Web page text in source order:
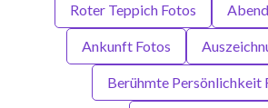
Roter Teppich Fotos
Ankunft Fotos
Berühmte Persönlichkeit